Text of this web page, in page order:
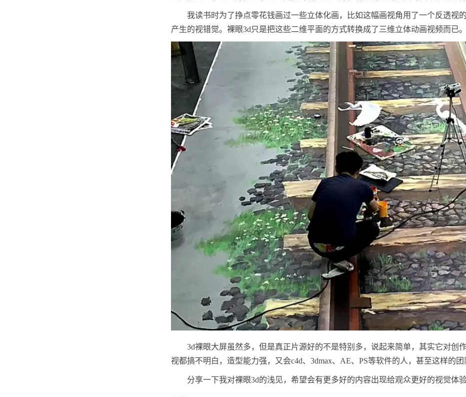
我读书时为了挣点零花钱画过一些立体化画，比如这幅画视角用了一个反透视
产生的视错觉。裸眼3d只是把这些二维平面的方式转换成了三维立体动画视频而已。
3d裸眼大屏虽然多，但是真正片源好的不是特别多，说起来简单，其实它对创
视都搞不明白，造型能力强，又会c4d、3dmax、AE、PS等软件的人，甚至这样的团
分享一下我对裸眼3d的浅见，希望会有更多好的内容出现给观众更好的视觉体验